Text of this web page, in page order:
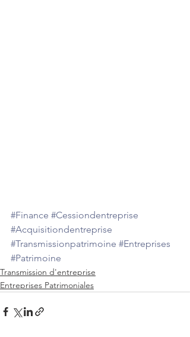
#Finance #Cessiondentreprise
#Acquisitiondentreprise
#Transmissionpatrimoine #Entreprises
#Patrimoine
Transmission d'entreprise
Entreprises Patrimoniales